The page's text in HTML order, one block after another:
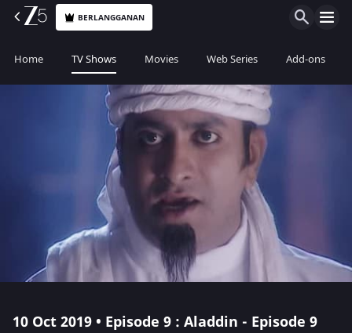
BERLANGGANAN
Home TV Shows Movies Web Series Add-ons
10 Oct 2019 • Episode 9 : Aladdin - Episode 9